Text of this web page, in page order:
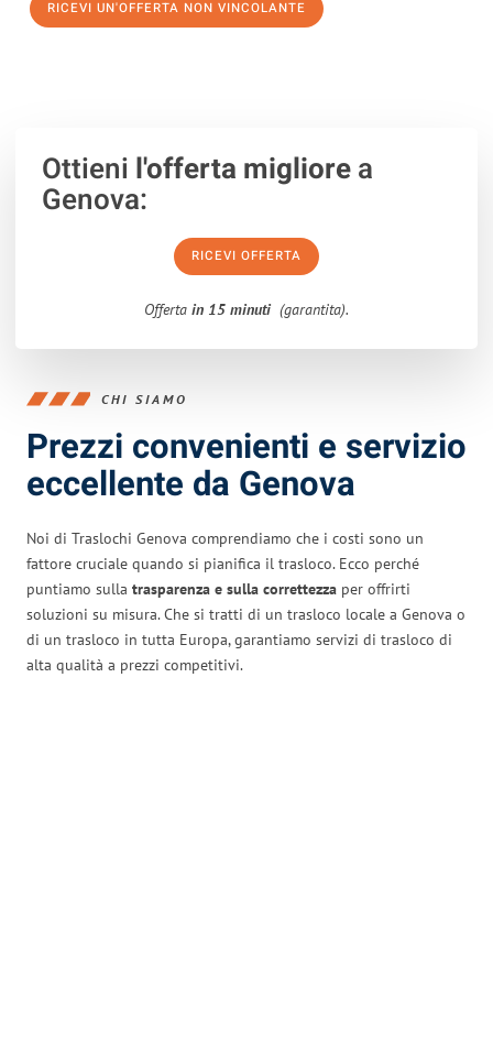
RICEVI UN'OFFERTA NON VINCOLANTE
Ottieni l'offerta migliorea
Genova:
RICEVI OFFERTA
Offerta in 15 minuti (garantita).
CHI SIAMO
Prezzi convenienti e servizio
eccellente da Genova
Noi di Traslochi Genova comprendiamo che i costi sono un
fattore cruciale quando si pianifica il trasloco. Ecco perché
puntiamo sulla trasparenza e sulla correttezza per offrirti
soluzioni su misura. Che si tratti di un trasloco locale a Genova o
di un trasloco in tutta Europa, garantiamo servizi di trasloco di
alta qualità a prezzi competitivi.